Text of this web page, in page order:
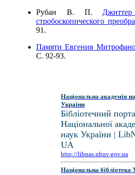
Рубан В. П.
стробоскопического
91.
Памяти Евгения
C. 92-93.
Національна академія
України
Бібліотечний
Національної
наук України |
UA
http://libnas.nbuv.gov.ua
Національна бібліотека